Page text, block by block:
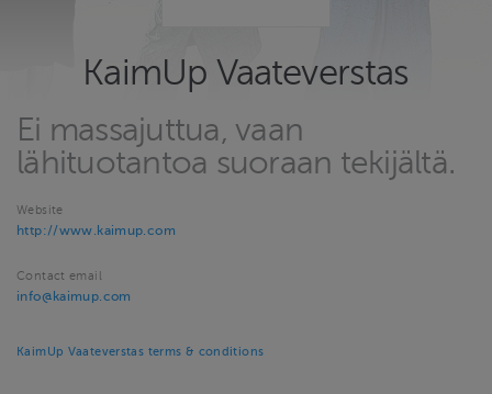
KaimUp Vaateverstas
Ei massajuttua, vaan
lähituotantoa suoraan tekijältä.
Website
http://www.kaimup.com
Contact email
info@kaimup.com
KaimUp Vaateverstas terms & conditions